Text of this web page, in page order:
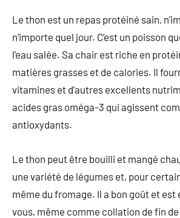
Le thon est un repas protéiné sain,
n’importe quel jour. C’est un poisson
l’eau salée. Sa chair est riche en
matières grasses et de calories. Il
vitamines et d’autres excellents
acides gras oméga-3 qui agissent
antioxydants.
Le thon peut être bouilli et mangé
une variété de légumes et, pour
même du fromage. Il a bon goût et
vous, même comme collation de fin